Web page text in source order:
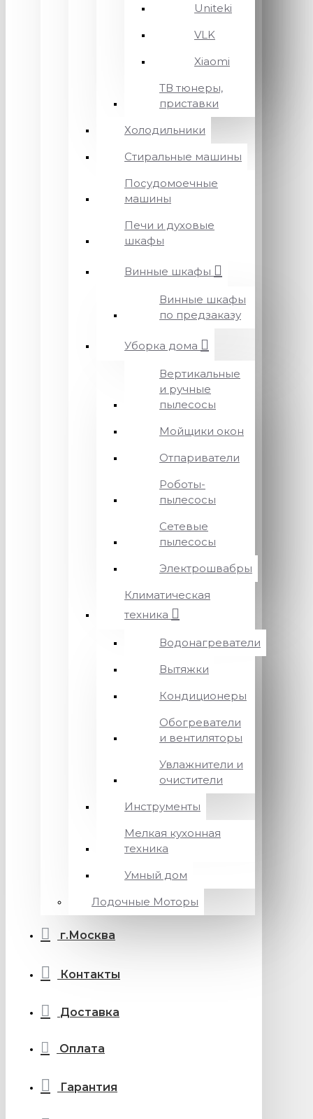
Uniteki
VLK
Xiaomi
ТВ тюнеры,
приставки
Холодильники
Стиральные машины
Посудомоечные
машины
Печи и духовые
шкафы
Винные шкафы
Винные шкафы
по предзаказу
Уборка дома
Вертикальные
и ручные
пылесосы
Мойщики окон
Отпариватели
Роботы-
пылесосы
Сетевые
пылесосы
Электрошвабры
Климатическая
техника
Водонагреватели
Вытяжки
Кондиционеры
Обогреватели
и вентиляторы
Увлажнители и
очистители
Инструменты
Мелкая кухонная
техника
Умный дом
Лодочные Моторы
г.Москва
Контакты
Доставка
Оплата
Гарантия